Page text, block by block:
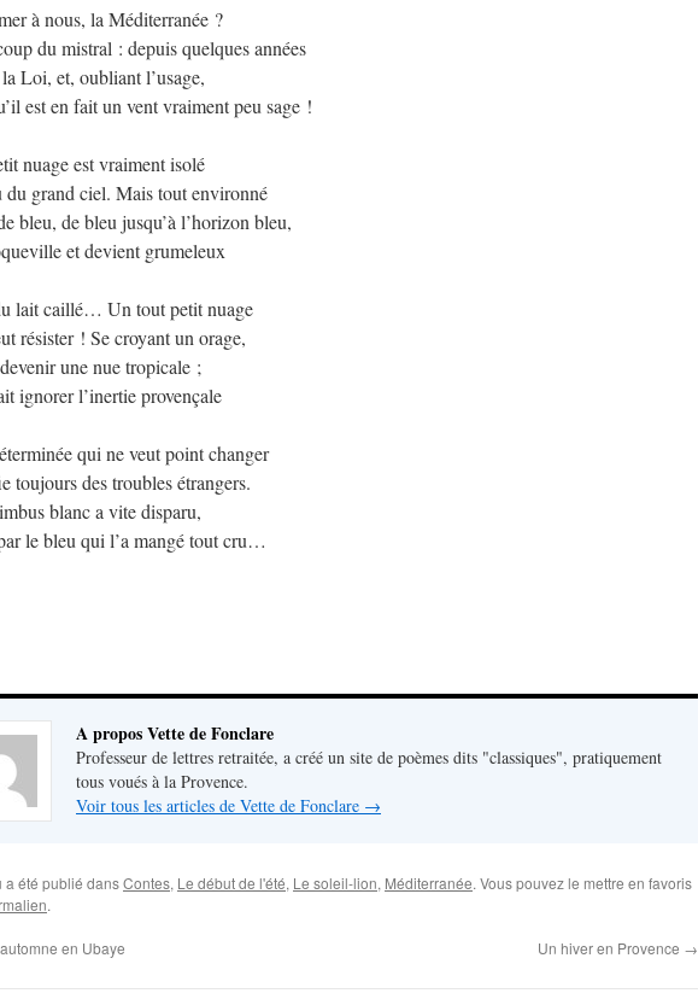
à nous, la Méditerranée ?
du mistral : depuis quelques années
Loi, et, oubliant l’usage,
est en fait un vent vraiment peu sage !
nuage est vraiment isolé
grand ciel. Mais tout environné
bleu, de bleu jusqu’à l’horizon bleu,
et devient grumeleux
lait caillé… Un tout petit nuage
résister ! Se croyant un orage,
une nue tropicale ;
ignorer l’inertie provençale
qui ne veut point changer
toujours des troubles étrangers.
blanc a vite disparu,
le bleu qui l’a mangé tout cru…
A propos Vette de Fonclare
Professeur de lettres retraitée, a créé un site de poèmes dits "classiques", pratiquement
tous voués à la Provence.
Voir tous les articles de Vette de Fonclare →
a été publié dansContes, Le début de l'été, Le soleil-lion, Méditerranée. Vous pouvez le mettre en favoris
.
en Ubaye Un hiver en Provence →